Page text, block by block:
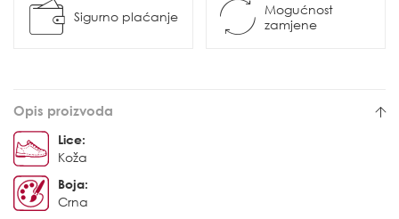
Sigurno plaćanje
Mogućnost
zamjene
Opis proizvoda
Lice:
Koža
Boja:
Crna